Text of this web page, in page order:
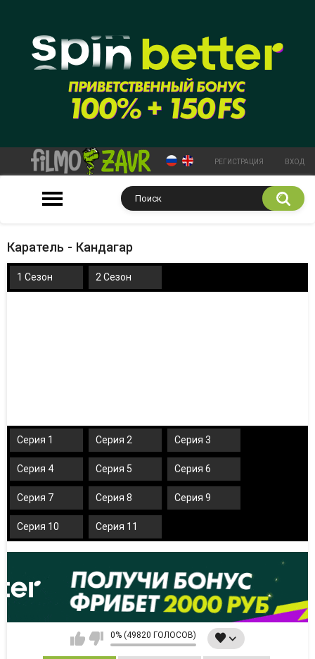
РЕГИСТРАЦИЯ ВХОД
Каратель - Кандагар
1 Сезон 2 Сезон
Серия 1 Серия 2 Серия 3
Серия 4 Серия 5 Серия 6
Серия 7 Серия 8 Серия 9
Серия 10 Серия 11
0% (49820 ГОЛОСОВ)